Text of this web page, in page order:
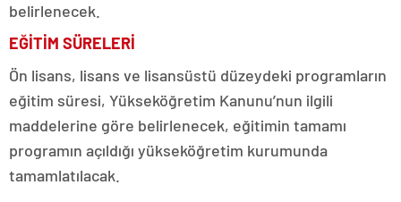
belirlenecek.
EĞİTİM SÜRELERİ
Ön lisans, lisans ve lisansüstü düzeydeki programların
eğitim süresi, Yükseköğretim Kanunu’nun ilgili
maddelerine göre belirlenecek, eğitimin tamamı
programın açıldığı yükseköğretim kurumunda
tamamlatılacak.